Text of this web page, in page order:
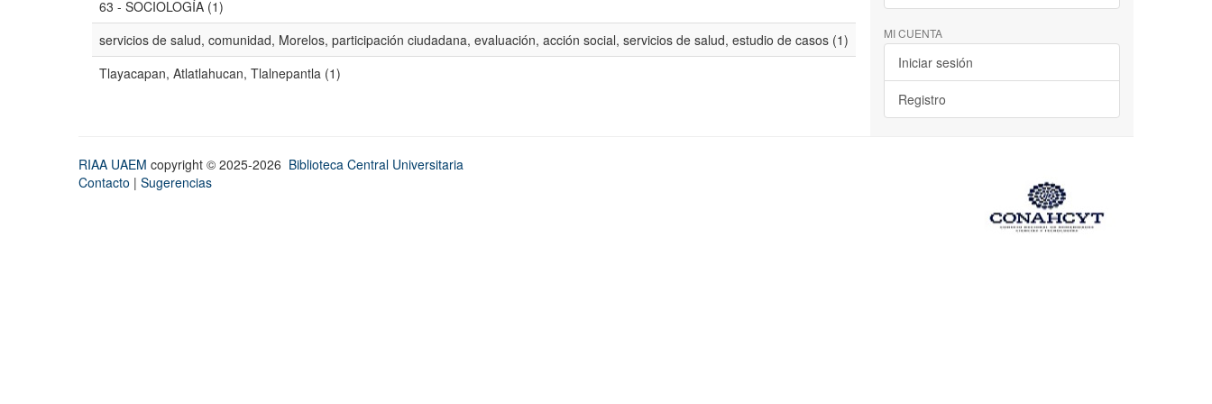
63 - SOCIOLOGÍA (1)
servicios de salud, comunidad, Morelos, participación ciudadana, evaluación, acción social, servicios de salud, estudio de casos (1)
Tlayacapan, Atlatlahucan, Tlalnepantla (1)
MI CUENTA
Iniciar sesión
Registro
RIAA UAEM copyright © 2025-2026 Biblioteca Central Universitaria
Contacto | Sugerencias